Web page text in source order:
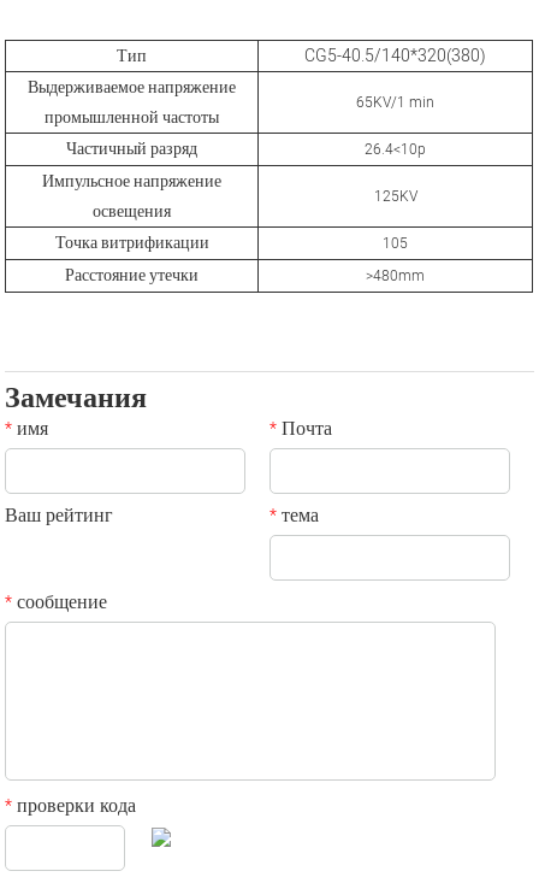
Тип
CG5-40.5/140*320(380)
Выдерживаемое напряжение
промышленной частоты
65KV/1 min
Частичный разряд 26.4<10p
Импульсное напряжение
освещения
125KV
Точка витрификации 105
Расстояние утечки >480mm
Замечания
*имя *Почта
Ваш рейтинг *тема
*сообщение
*проверки кода